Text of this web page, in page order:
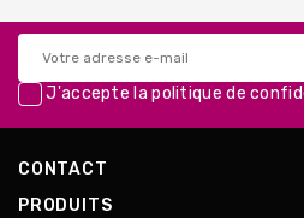
J'accepte lapolitique de
CONTACT
PRODUITS